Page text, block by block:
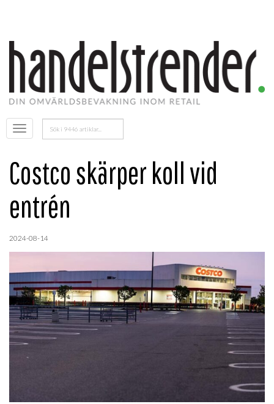
Öppna
menyn
Sök
efter:
Costco skärper koll vid
entrén
2024-08-14